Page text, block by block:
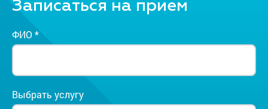
Записаться на прием
ФИО *
Выбрать услугу